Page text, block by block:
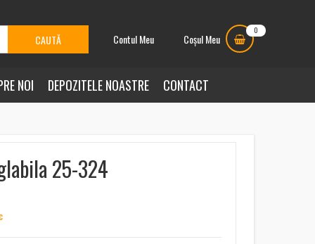
Contul Meu Coșul Meu
0
NOI DEPOZITELE NOASTRE CONTACT
25-324